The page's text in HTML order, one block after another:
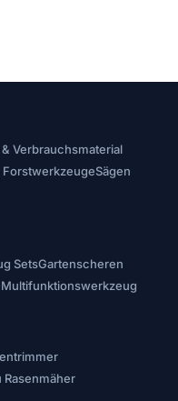
Verbrauchsmaterial
ForstwerkzeugeSägen
SetsGartenscheren
Rasenmäher